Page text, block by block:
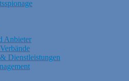
Anbieter
Dienstleistungen